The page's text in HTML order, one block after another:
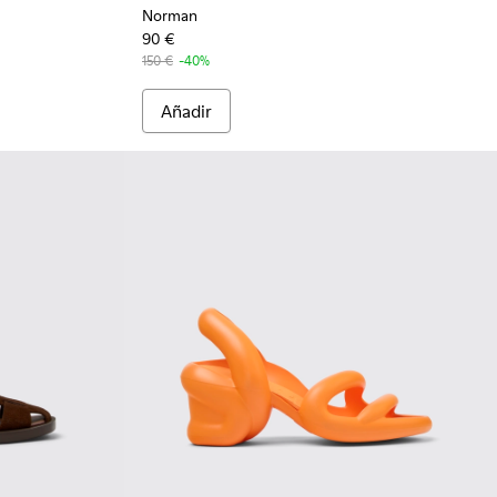
Norman
90 €
150 € -40%
Añadir